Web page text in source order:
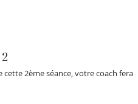
2ème séance, votre coach fera